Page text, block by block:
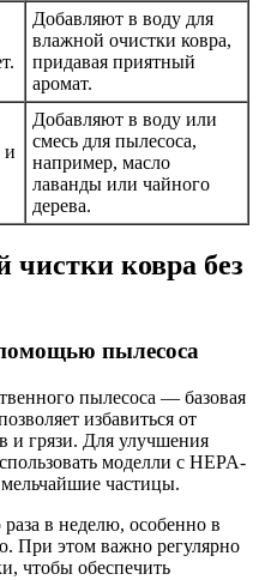
Добавляют в воду для
влажной очистки ковра,
придавая приятный
аромат.
и
Добавляют в воду или
смесь для пылесоса,
например, масло
лаванды или чайного
дерева.
ковра без
пылесоса
пылесоса — базовая
избавиться от
и грязи. Для улучшения
моделли с HEPA-
частицы.
в неделю, особенно в
При этом важно регулярно
чтобы обеспечить